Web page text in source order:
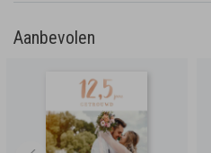
Aanbevolen